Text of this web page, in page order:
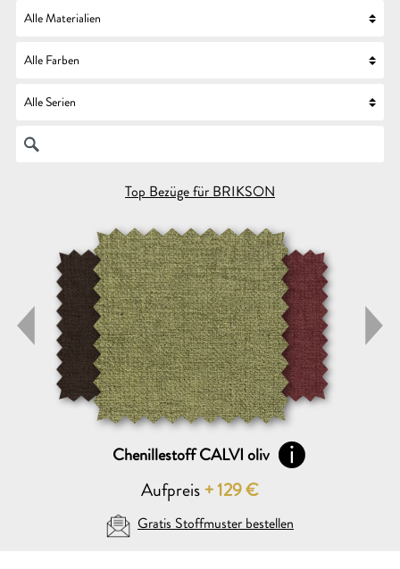
Top Bezüge für BRIKSON
Chenillestoff CALVI oliv
Aufpreis+129€
Gratis Stoffmuster bestellen